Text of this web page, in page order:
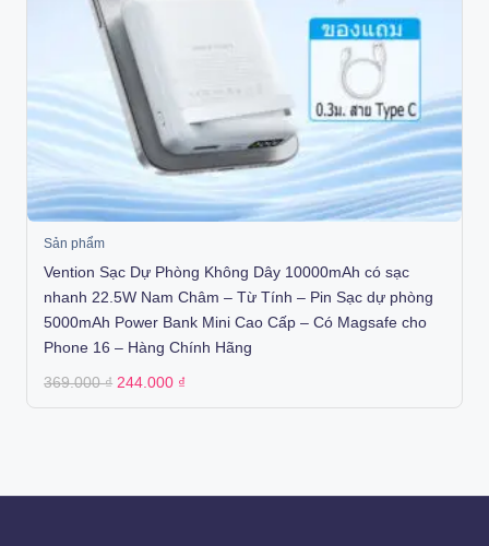
Sản phẩm
Vention Sạc Dự Phòng Không Dây 10000mAh có sạc
nhanh 22.5W Nam Châm – Từ Tính – Pin Sạc dự phòng
5000mAh Power Bank Mini Cao Cấp – Có Magsafe cho
Phone 16 – Hàng Chính Hãng
369.000₫ Original
was:
244.000 ₫
is: